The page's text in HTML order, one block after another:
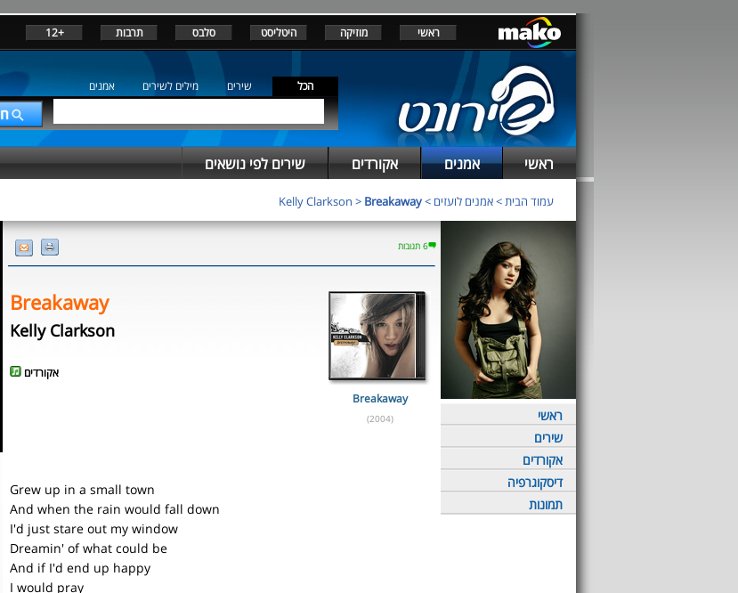
ראשי מוזיקה היטליסט סלבס תרבות +12
הכל שירים מילים לשירים אמנים
ראשי אמנים אקורדים שירים לפי נושאים
עמוד הבית>אמנים לועזים >
Kelly Clarkson > Breakaway
ראשי
שירים
אקורדים
דיסקוגרפיה
תמונות
6 תגובות
Breakaway
Kelly Clarkson
אקורדים
Grew up in a small town
And when the rain would fall down
I'd just stare out my window
Dreamin' of what could be
And if I'd end up happy
I would pray
Breakaway
(2004)